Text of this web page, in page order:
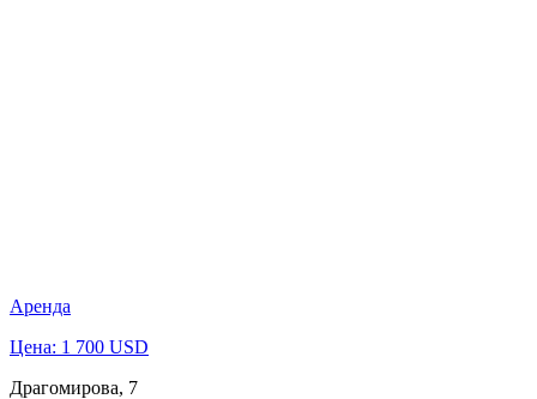
Аренда
Цена: 1 700 USD
Драгомирова, 7